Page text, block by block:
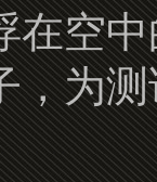
在空
，为